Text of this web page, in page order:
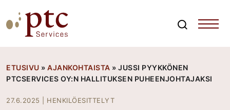
to
content
ETUSIVU » AJANKOHTAISTA » JUSSI PYYKKÖNEN
PTCSERVICES OY:N HALLITUKSEN PUHEENJOHTAJAKSI
27.6.2025 HENKILÖESITTELYT